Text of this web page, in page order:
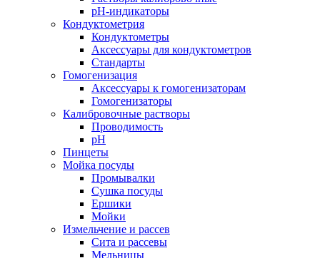
pH-индикаторы
Кондуктометрия
Кондуктометры
Аксессуары для кондуктометров
Стандарты
Гомогенизация
Аксессуары к гомогенизаторам
Гомогенизаторы
Калибровочные растворы
Проводимость
pH
Пинцеты
Мойка посуды
Промывалки
Сушка посуды
Ершики
Мойки
Измельчение и рассев
Сита и рассевы
Мельницы